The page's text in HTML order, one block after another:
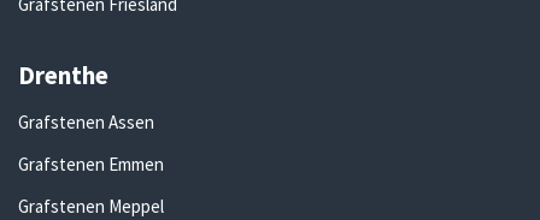
Grafstenen Friesland
Drenthe
Grafstenen Assen
Grafstenen Emmen
Grafstenen Meppel